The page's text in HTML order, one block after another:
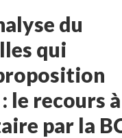
du
qui
le recours à
par la